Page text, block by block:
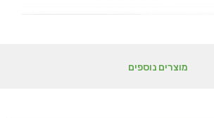
מוצרים נוספים